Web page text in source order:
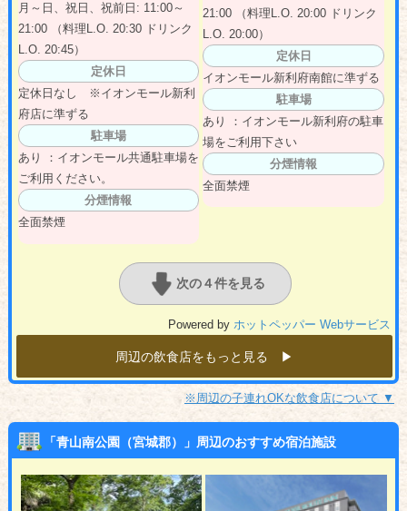
月～日、祝日、祝前日: 11:00～
21:00 （料理L.O. 20:30 ドリンク
L.O. 20:45）
定休日
定休日なし ※イオンモール新利
府店に準ずる
駐車場
あり ：イオンモール共通駐車場を
ご利用ください。
分煙情報
全面禁煙
21:00 （料理L.O. 20:00 ドリンク
L.O. 20:00）
定休日
イオンモール新利府南館に準ずる
駐車場
あり ：イオンモール新利府の駐車
場をご利用下さい
分煙情報
全面禁煙
次の４件を見る
Powered by ホットペッパー Webサービス
周辺の飲食店をもっと見る ▶︎
※周辺の子連れOKな飲食店について ▼
「青山南公園（宮城郡）」周辺のおすすめ宿泊施設